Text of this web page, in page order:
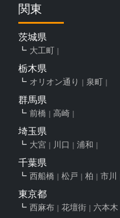
関東
茨城県
大工町
栃木県
オリオン通り 泉町
群馬県
前橋 高崎
埼玉県
大宮 川口 浦和
千葉県
西船橋 松戸 柏 市川
東京都
西麻布 花壇街 六本木